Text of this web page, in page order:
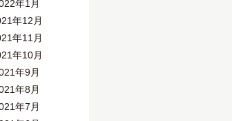
年1月
年12月
年11月
年10月
年9月
年8月
年7月